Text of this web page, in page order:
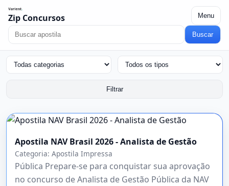
Zip Concursos Menu
Buscar
Filtrar
Apostila NAV Brasil 2026 - Analista de Gestão
Categoria: Apostila Impressa
Pública Prepare-se para conquistar sua aprovação
no concurso de Analista de Gestão Pública da NAV